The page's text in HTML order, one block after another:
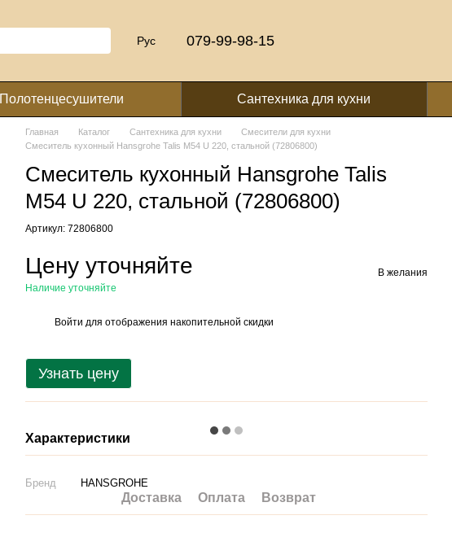
Рус 079-99-98-15
Полотенцесушители Сантехника для кухни
Главная Каталог Сантехника для кухни
Смесители для кухни
Смеситель кухонный Hansgrohe Talis M54 U 220, стальной (72806800)
Смеситель кухонный Hansgrohe Talis
M54 U 220, стальной (72806800)
Артикул: 72806800
Цену уточняйте
Наличие уточняйте
В желания
Войти для отображения накопительной скидки
Узнать цену
Характеристики
Бренд HANSGROHE
Доставка Оплата Возврат